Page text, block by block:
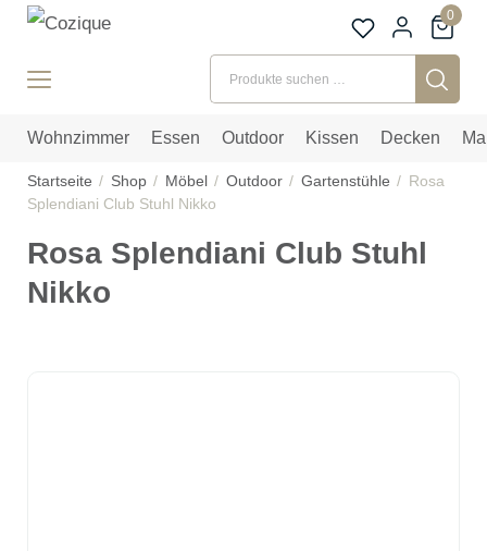
0
Suchen nach:
Wohnzimmer Essen Outdoor Kissen Decken
Startseite Shop Möbel Outdoor Gartenstühle
Rosa
Splendiani Club Stuhl Nikko
Rosa Splendiani Club Stuhl
Nikko